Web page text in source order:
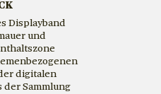
Displayband
und
digitalen
der Sammlung